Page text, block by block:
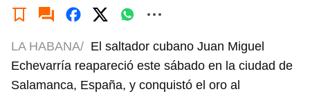
LA HABANA/ El saltador cubano Juan Miguel
Echevarría reapareció este sábado en la ciudad de
Salamanca, España, y conquistó el oro al